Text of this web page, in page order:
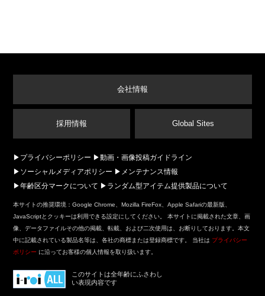
会社情報
採用情報 Global Sites
プライバシーポリシー
動画・画像投稿ガイドライン
ソーシャルメディアポリシー
メンテナンス情報
年齢区分マークについて
ランダム型アイテム提供製品について
本サイトの推奨環境：Google Chrome、Mozilla FireFox、Apple Safariの最新版、
JavaScriptとクッキーは利用できる設定にしてください。 本サイトに掲載された文章、画
像、データファイルその他の掲載、転載、および二次使用は、お断りしております。本文
中に記載されている製品名等は、各社の商標または登録商標です。 当社は プライバシー
ポリシー に沿ってお客様の個人情報を取り扱います。
このサイトは全年齢にふさわし
い表現内容です